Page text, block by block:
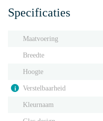
Specificaties
Maatvoering
Breedte
Hoogte
i Verstelbaarheid
Kleurnaam